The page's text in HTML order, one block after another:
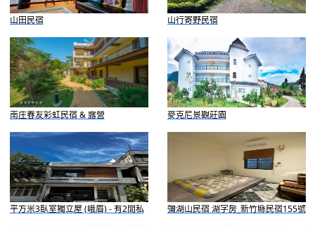
山田民宿 山行寄野民宿
南庄春友彩虹民宿 & 露營 麥克尼景觀莊園
平方米3臥室獨立屋 (峨眉) - 有2間私
人浴室
彌湖山民宿 湖字房_新竹縣民宿155號